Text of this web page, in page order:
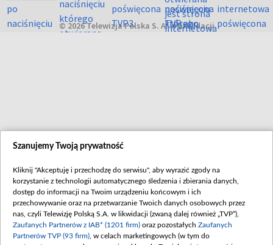
© 2026 Telewizja Polska S. A. w likwidacji
Szanujemy Twoją prywatność
Kliknij "Akceptuję i przechodzę do serwisu", aby wyrazić zgody na
korzystanie z technologii automatycznego śledzenia i zbierania danych,
dostęp do informacji na Twoim urządzeniu końcowym i ich
przechowywanie oraz na przetwarzanie Twoich danych osobowych przez
nas, czyli Telewizję Polską S.A. w likwidacji (zwaną dalej również „TVP”),
Zaufanych Partnerów z IAB* (1201 firm) oraz pozostałych Zaufanych
Partnerów TVP (93 firm) , w celach marketingowych (w tym do